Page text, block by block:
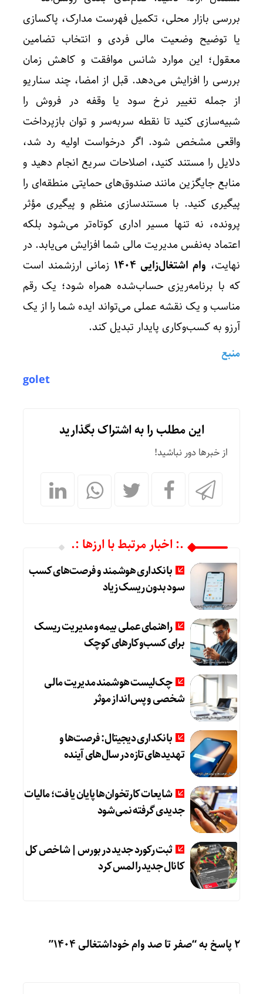
بررسی بازار محلی، تکمیل فهرست مدارک، پاکسازی
یا توضیح وضعیت مالی فردی و انتخاب تضامین
معقول؛ این موارد شانس موافقت و کاهش زمان
بررسی را افزایش می‌دهد. قبل از امضا، چند سناریو
از جمله تغییر نرخ سود یا وقفه در فروش را
شبیه‌سازی کنید تا نقطه سربه‌سر و توان بازپرداخت
واقعی مشخص شود. اگر درخواست اولیه رد شد،
دلایل را مستند کنید، اصلاحات سریع انجام دهید و
منابع جایگزین مانند صندوق‌های حمایتی منطقه‌ای را
پیگیری کنید. با مستندسازی منظم و پیگیری مؤثر
پرونده، نه تنها مسیر اداری کوتاه‌تر می‌شود بلکه
اعتماد به‌نفس مدیریت مالی شما افزایش می‌یابد. در
نهایت، وام اشتغال‌زایی ۱۴۰۴
زمانی ارزشمند است
که با برنامه‌ریزی حساب‌شده همراه شود؛ یک رقم
مناسب و یک نقشه عملی می‌تواند ایده شما را از یک
آرزو به کسب‌وکاری پایدار تبدیل کند.
منبع
golet
این مطلب را به اشتراک بگذارید
از خبرها دور نباشید!
.: اخبار مرتبط با ارزها :.
بانکداری هوشمند و فرصت‌های کسب
سود بدون ریسک زیاد
راهنمای عملی بیمه و مدیریت ریسک
برای کسب‌وکارهای کوچک
چک‌لیست هوشمند مدیریت مالی
شخصی و پس‌انداز موثر
بانکداری دیجیتال: فرصت‌ها و
تهدیدهای تازه در سال‌های آینده
شایعات کارتخوان‌ها پایان یافت؛ مالیات
جدیدی گرفته نمی‌شود
ثبت رکورد جدید در بورس | شاخص کل
کانال جدید را لمس کرد
2 پاسخ به “صفر تا صد وام خوداشتغالی ۱۴۰۴”